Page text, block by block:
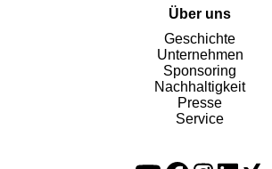
Über uns
Geschichte
Unternehmen
Sponsoring
Nachhaltigkeit
Presse
Service